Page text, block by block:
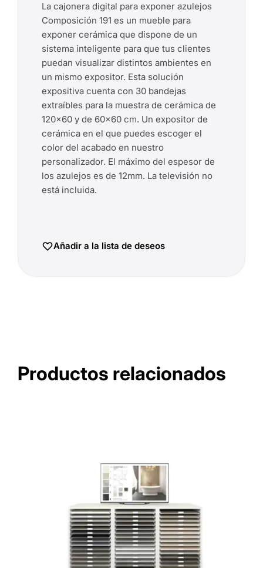
La cajonera digital para exponer azulejos
Composición 191 es un mueble para
exponer cerámica que dispone de un
sistema inteligente para que tus clientes
puedan visualizar distintos ambientes en
un mismo expositor. Esta solución
expositiva cuenta con 30 bandejas
extraíbles para la muestra de cerámica de
120x60 y de 60x60 cm. Un expositor de
cerámica en el que puedes escoger el
color del acabado en nuestro
personalizador. El máximo del espesor de
los azulejos es de 12mm. La televisión no
está incluida.
Añadir a la lista de deseos
Productos relacionados